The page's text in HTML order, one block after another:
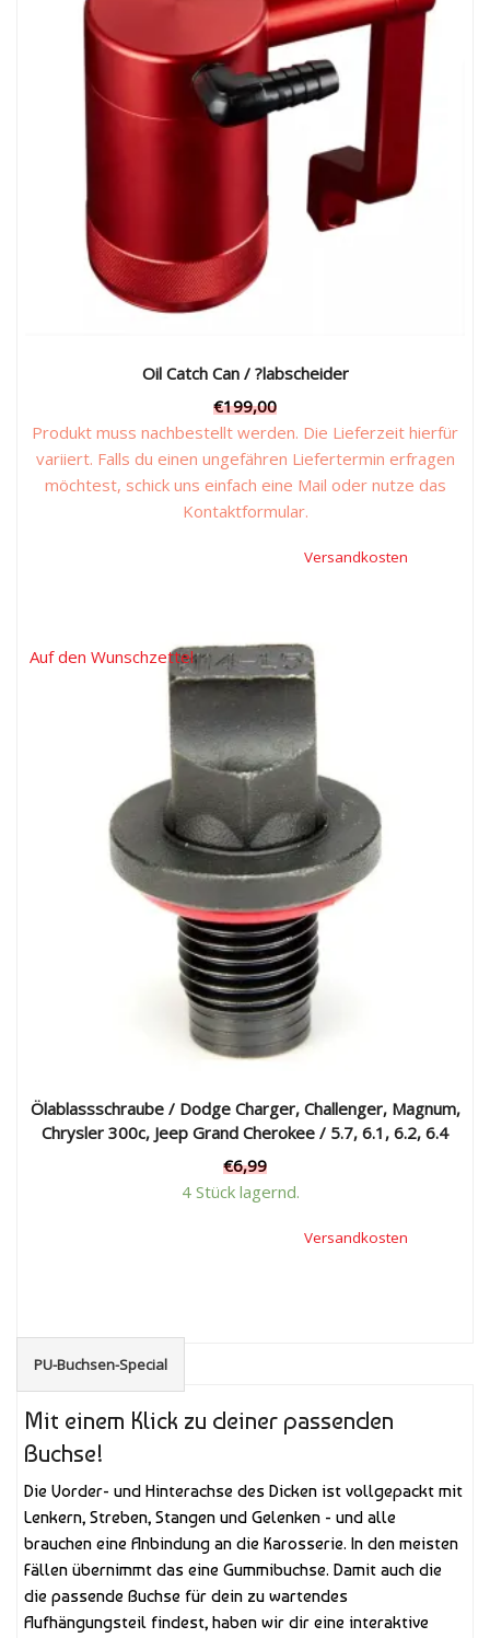
Oil Catch Can / ?labscheider
€199,00
Produkt muss nachbestellt werden. Die Lieferzeit hierfür
variiert. Falls du einen ungefähren Liefertermin erfragen
möchtest, schick uns einfach eine Mail oder nutze das
Kontaktformular.
Versandkosten
weist
mehrere
Varianten
auf.
Die
Optionen
können
auf
der
Produktseite
gewählt
werden
Ölablassschraube / Dodge Charger, Challenger, Magnum,
Chrysler 300c, Jeep Grand Cherokee / 5.7, 6.1, 6.2, 6.4
€6,99
4 Stück lagernd.
Versandkosten
Auf den Wunschzettel
PU-Buchsen-Special
Mit einem Klick zu deiner passenden
Buchse!
Die Vorder- und Hinterachse des Dicken ist vollgepackt mit
Lenkern, Streben, Stangen und Gelenken - und alle
brauchen eine Anbindung an die Karosserie. In den meisten
Fällen übernimmt das eine Gummibuchse. Damit auch die
die passende Buchse für dein zu wartendes
Aufhängungsteil findest, haben wir dir eine interaktive